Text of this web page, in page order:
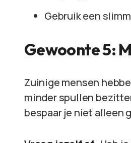
Gebruik een
Gewoonte 5:
Zuinige mensen
minder spullen
bespaar je niet alleen